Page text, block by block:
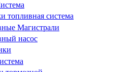
топливная система
Магистрали
насос